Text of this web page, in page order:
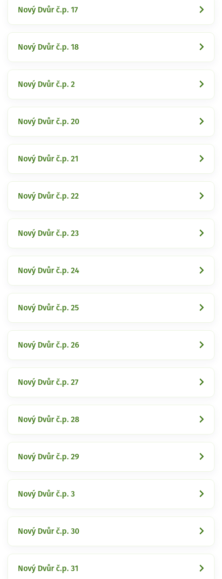
Nový Dvůr č.p. 17
Nový Dvůr č.p. 18
Nový Dvůr č.p. 2
Nový Dvůr č.p. 20
Nový Dvůr č.p. 21
Nový Dvůr č.p. 22
Nový Dvůr č.p. 23
Nový Dvůr č.p. 24
Nový Dvůr č.p. 25
Nový Dvůr č.p. 26
Nový Dvůr č.p. 27
Nový Dvůr č.p. 28
Nový Dvůr č.p. 29
Nový Dvůr č.p. 3
Nový Dvůr č.p. 30
Nový Dvůr č.p. 31